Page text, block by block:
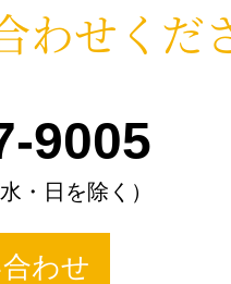
わせくだ
9005
・日を除く）
わせ